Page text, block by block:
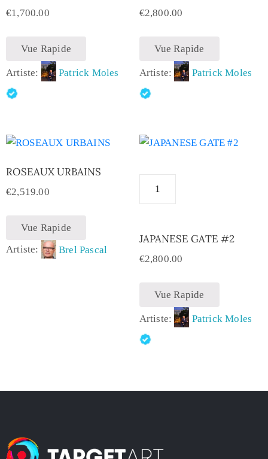
€1,700.00
Vue Rapide
Artiste: Patrick Moles
€2,800.00
Vue Rapide
Artiste: Patrick Moles
ROSEAUX URBAINS
€2,519.00
Vue Rapide
Artiste:
Brel Pascal
JAPANESE GATE #2
€2,800.00
Vue Rapide
Artiste: Patrick Moles